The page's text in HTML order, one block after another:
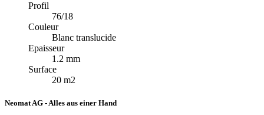
Profil
76/18
Couleur
Blanc translucide
Epaisseur
1.2 mm
Surface
20 m2
Neomat AG - Alles aus einer Hand